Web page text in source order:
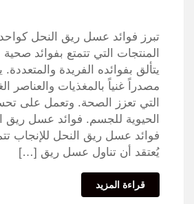
تبرز فوائد عسل ريق النحل
المنتجات التي تتمتع بفوائد
يتألق بفوائده الفريدة
مصدراً غنياً بالمغذيات والعناصر
التي تعزز الصحة. وتعمل على
الحيوية للجسم. فوائد عسل ريق
فوائد عسل ريق النحل للإنجاب
يُعتقد أن تناول عسل ريق […]
قراءة المزيد